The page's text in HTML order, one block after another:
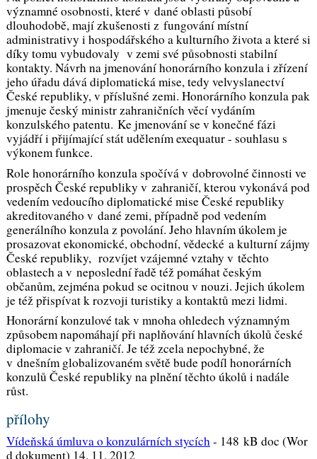
významné osobnosti, které v dané oblasti působí
dlouhodobě, mají zkušenosti z fungování místní
administrativy i hospodářského a kulturního života a které si
díky tomu vybudovaly v zemi své působnosti stabilní
kontakty. Návrh na jmenování honorárního konzula i zřízení
jeho úřadu dává diplomatická mise, tedy velvyslanectví
České republiky, v příslušné zemi. Honorárního konzula pak
jmenuje český ministr zahraničních věcí vydáním
konzulského patentu. Ke jmenování se v konečné fázi
vyjádří i přijímající stát udělením exequatur - souhlasu s
výkonem funkce.
Role honorárního konzula spočívá v dobrovolné činnosti ve
prospěch České republiky v zahraničí, kterou vykonává pod
vedením vedoucího diplomatické mise České republiky
akreditovaného v dané zemi, případně pod vedením
generálního konzula z povolání. Jeho hlavním úkolem je
prosazovat ekonomické, obchodní, vědecké a kulturní zájmy
České republiky, rozvíjet vzájemné vztahy v těchto
oblastech a v neposlední řadě též pomáhat českým
občanům, zejména pokud se ocitnou v nouzi. Jejich úkolem
je též přispívat k rozvoji turistiky a kontaktů mezi lidmi.
Honorární konzulové tak v mnoha ohledech významným
způsobem napomáhají při naplňování hlavních úkolů české
diplomacie v zahraničí. Je též zcela nepochybné, že
v dnešním globalizovaném světě bude podíl honorárních
konzulů České republiky na plnění těchto úkolů i nadále
růst.
přílohy
Vídeňská úmluva o konzulárních stycích- 148 kB doc (Wor
d dokument) 14. 11. 2012